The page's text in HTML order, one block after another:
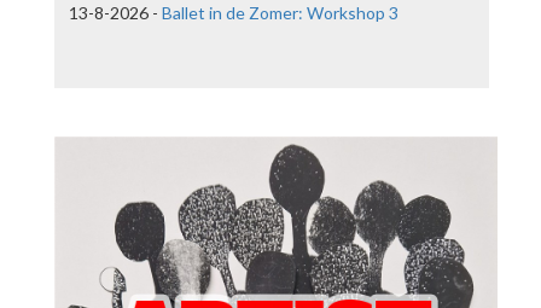
formulier hieronder. lees meer
13-8-2026 - Ballet in de Zomer: Workshop 3